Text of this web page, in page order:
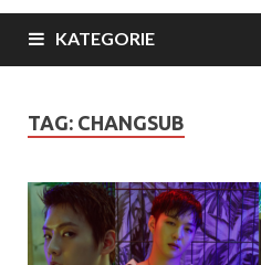
KATEGORIE
TAG: CHANGSUB